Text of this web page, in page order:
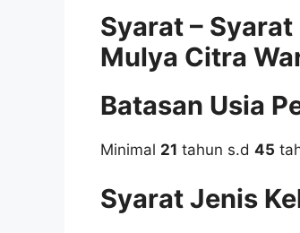
Syarat –
Mulya Citra
Batasan Usia
Minimal 21 tahun s.d 45
Syarat Jenis